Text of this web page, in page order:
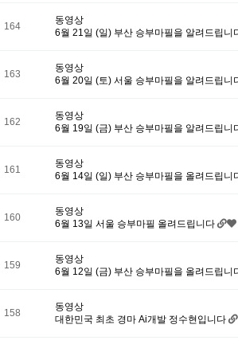
164
동영상
6월 21일 (일) 부산 승부마필을 알려드립니
163
동영상
6월 20일 (토) 서울 승부마필을 알려드립니
162
동영상
6월 19일 (금) 부산 승부마필을 알려드립니
161
동영상
6월 14일 (일) 부산 승부마필을 올려드립니
160
동영상
6월 13일 서울 승부마필 올려드립니다
159
동영상
6월 12일 (금) 부산 승부마필을 올려드립니
158
동영상
대한민국 최초 경마 Ai개발 정수현입니다